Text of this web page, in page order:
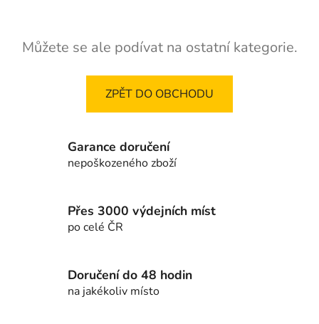
Můžete se ale podívat na ostatní kategorie.
ZPĚT DO OBCHODU
Garance doručení
nepoškozeného zboží
Přes 3000 výdejních míst
po celé ČR
Doručení do 48 hodin
na jakékoliv místo